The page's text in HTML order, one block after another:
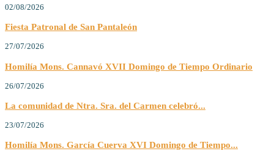
02/08/2026
Fiesta Patronal de San Pantaleón
27/07/2026
Homilía Mons. Cannavó XVII Domingo de Tiempo Ordinario
26/07/2026
La comunidad de Ntra. Sra. del Carmen celebró...
23/07/2026
Homilía Mons. García Cuerva XVI Domingo de Tiempo...